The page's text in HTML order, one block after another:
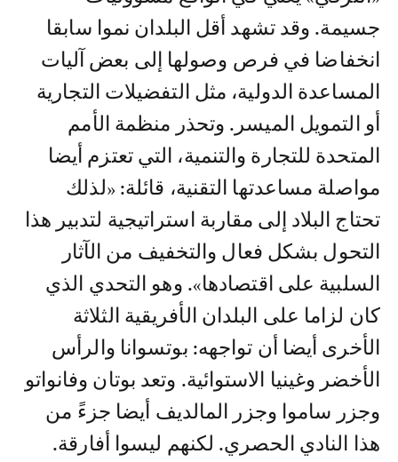
جسيمة. وقد تشهد أقل البلدان نموا سابقا
انخفاضا في فرص وصولها إلى بعض آليات
المساعدة الدولية، مثل التفضيلات التجارية
أو التمويل الميسر. وتحذر منظمة الأمم
المتحدة للتجارة والتنمية، التي تعتزم أيضا
مواصلة مساعدتها التقنية، قائلة: «لذلك
تحتاج البلاد إلى مقاربة استراتيجية لتدبير هذا
التحول بشكل فعال والتخفيف من الآثار
السلبية على اقتصادها». وهو التحدي الذي
كان لزاما على البلدان الأفريقية الثلاثة
الأخرى أيضا أن تواجهه: بوتسوانا والرأس
الأخضر وغينيا الاستوائية. وتعد بوتان وفانواتو
وجزر ساموا وجزر المالديف أيضا جزءً من
هذا النادي الحصري. لكنهم ليسوا أفارقة.